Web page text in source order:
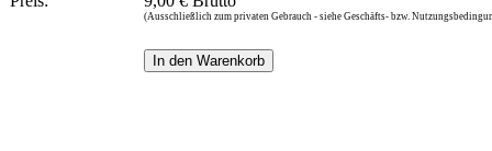
(Ausschließlich zum privaten Gebrauch - siehe Geschäfts- bzw.